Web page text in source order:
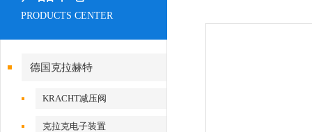
PRODUCTS CENTER
德国克拉赫特
KRACHT减压阀
克拉克电子装置